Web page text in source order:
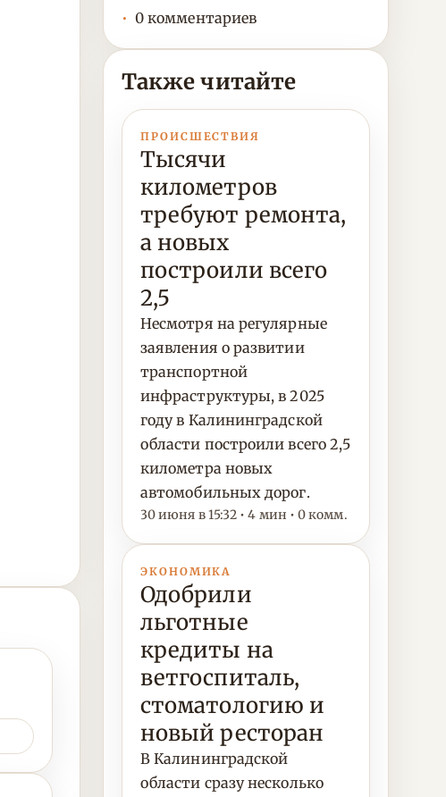
0 комментариев
Также читайте
ПРОИСШЕСТВИЯ
Тысячи
километров
требуют ремонта,
а новых
построили всего
2,5
Несмотря на регулярные
заявления о развитии
транспортной
инфраструктуры, в 2025
году в Калининградской
области построили всего 2,5
километра новых
автомобильных дорог.
30 июня в 15:32 • 4 мин • 0 комм.
ЭКОНОМИКА
Одобрили
льготные
кредиты на
ветгоспиталь,
стоматологию и
новый ресторан
В Калининградской
области сразу несколько